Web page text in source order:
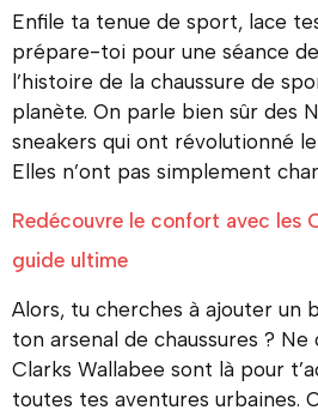
Enfile ta tenue de sport, lace
prépare-toi pour une séance
l’histoire de la chaussure de
planète. On parle bien sûr des
sneakers qui ont révolutionné
Elles n’ont pas simplement
Redécouvre le confort avec les
guide ultime
Alors, tu cherches à ajouter un
ton arsenal de chaussures ?
Clarks Wallabee sont là pour
toutes tes aventures urbaines.